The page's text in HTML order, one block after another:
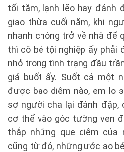
tối tăm, lạnh lẽo hay đánh
giao thừa cuối năm, khi
nhanh chóng trở về nhà để
thì cô bé tội nghiệp ấy phải
nhỏ trong tình trạng đầu
giá buốt ấy. Suốt cả một
được bao diêm nào, em lo
sợ người cha lại đánh đập,
cơ thể vào góc tường ven
thắp những que diêm của
cũng từ đó, những ước ao